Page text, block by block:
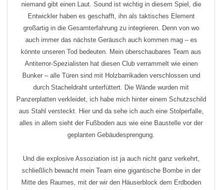
niemand gibt einen Laut. Sound ist wichtig in diesem Spiel, die
Entwickler haben es geschafft, ihn als taktisches Element
großartig in die Gesamterfahrung zu integrieren. Denn von wo
auch immer das nächste Geräusch auch kommen mag – es
könnte unseren Tod bedeuten. Mein überschaubares Team aus
Antiterror-Spezialisten hat diesen Club verrammelt wie einen
Bunker – alle Türen sind mit Holzbarrikaden verschlossen und
durch Stacheldraht unterfüttert. Die Wände wurden mit
Panzerplatten verkleidet, ich habe mich hinter einem Schutzschild
aus Stahl versteckt. Hier und da sehe ich auch eine Stolperfalle,
alles in allem sieht der Fußboden aus wie eine Baustelle vor der
geplanten Gebäudesprengung.
Und die explosive Assoziation ist ja auch nicht ganz verkehrt,
schließlich bewacht mein Team eine gigantische Bombe in der
Mitte des Raumes, mit der wir den Häuserblock dem Erdboden